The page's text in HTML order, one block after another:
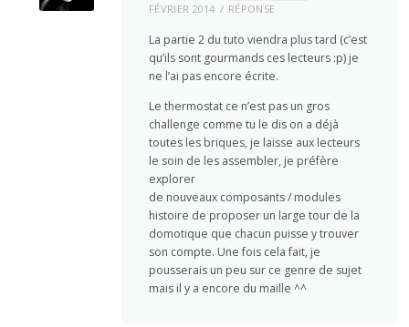
FÉVRIER 2014
RÉPONSE
La partie 2 du tuto viendra plus tard (c’est
qu’ils sont gourmands ces lecteurs :p) je
ne l’ai pas encore écrite.
Le thermostat ce n’est pas un gros
challenge comme tu le dis on a déjà
toutes les briques, je laisse aux lecteurs
le soin de les assembler, je préfère
explorer
de nouveaux composants / modules
histoire de proposer un large tour de la
domotique que chacun puisse y trouver
son compte. Une fois cela fait, je
pousserais un peu sur ce genre de sujet
mais il y a encore du maille ^^